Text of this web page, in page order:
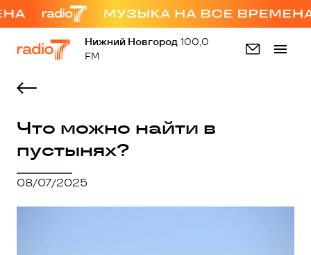
Нижний Новгород 100,0
FM
Что можно найти в
пустынях?
08/07/2025